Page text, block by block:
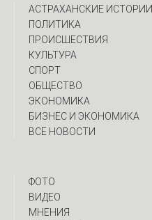
АСТРАХАНСКИЕ ИСТОРИИ
ПОЛИТИКА
ПРОИСШЕСТВИЯ
КУЛЬТУРА
СПОРТ
ОБЩЕСТВО
ЭКОНОМИКА
БИЗНЕС И ЭКОНОМИКА
ВСЕ НОВОСТИ
ФОТО
ВИДЕО
МНЕНИЯ